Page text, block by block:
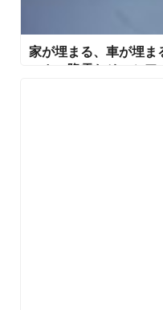
家が埋まる、車が埋ま
ッカの降雪おそロシア